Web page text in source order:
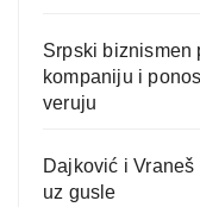
Srpski biznismen
kompaniju i
veruju
Dajković i
uz gusle